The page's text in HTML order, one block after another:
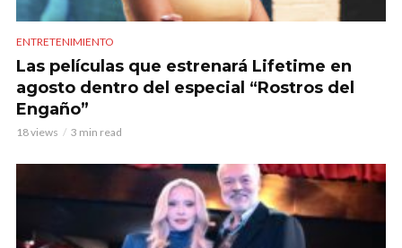
ENTRETENIMIENTO
Las películas que estrenará Lifetime en
agosto dentro del especial “Rostros del
Engaño”
18 views 3 min read